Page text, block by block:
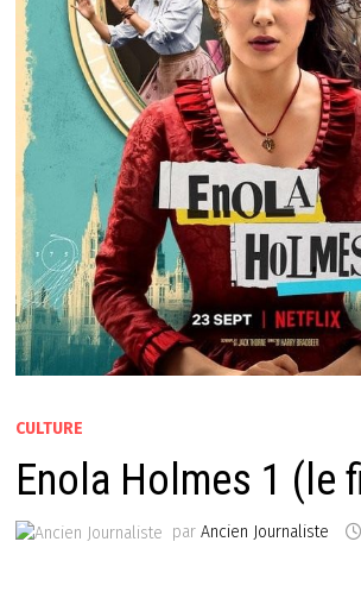
CULTURE
Enola Holmes 1 (le
parAncien Journaliste